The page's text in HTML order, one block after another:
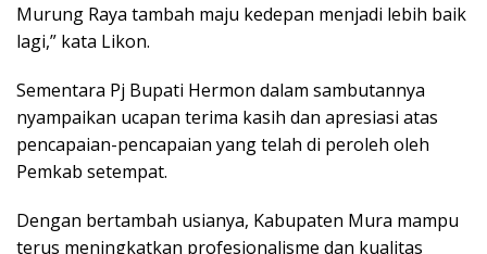
Murung Raya tambah maju kedepan menjadi lebih baik
lagi,” kata Likon.
Sementara Pj Bupati Hermon dalam sambutannya
nyampaikan ucapan terima kasih dan apresiasi atas
pencapaian-pencapaian yang telah di peroleh oleh
Pemkab setempat.
Dengan bertambah usianya, Kabupaten Mura mampu
terus meningkatkan profesionalisme dan kualitas